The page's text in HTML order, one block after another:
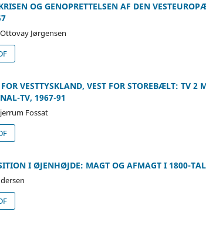
OG GENOPRETTELSEN AF DEN
Jørgensen
VESTTYSKLAND, VEST FOR STOREBÆLT: TV 2
TV, 1967-91
Fossat
I ØJENHØJDE: MAGT OG AFMAGT I 1800-